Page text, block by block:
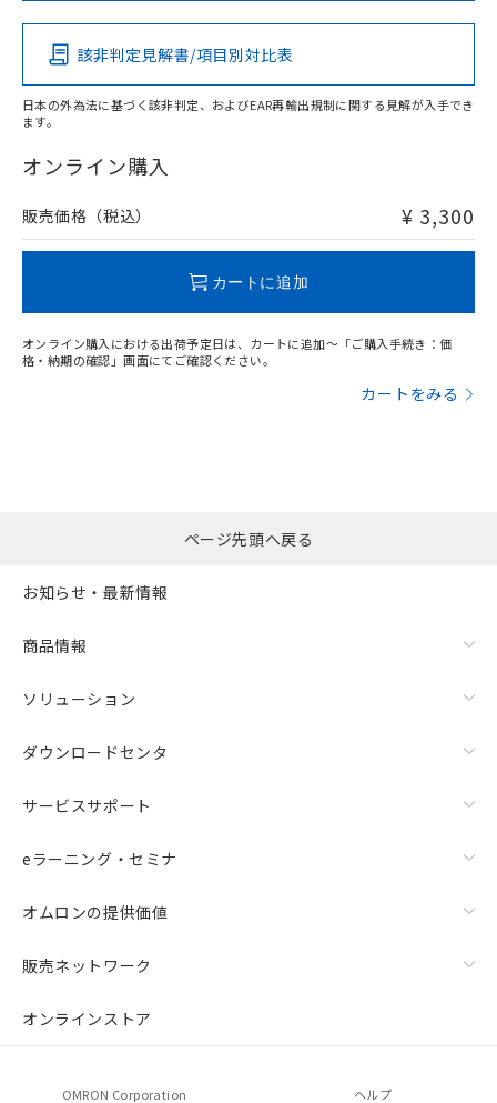
O
在庫等で未対応品が混在する可能性があります。
問い合わせください。
その他の認証はこちらのページからご検索ください
該非判定見解書/項目別対比表
日本の外為法に基づく該非判定、およびEAR再輸出規制に関する見解が入手でき
ます。
オンライン購入
販売価格（税込） ¥ 3,300
カートに追加
オンライン購入における出荷予定日は、カートに追加～「ご購入手続き：価
格・納期の確認」画面にてご確認ください。
カートをみる
ページ先頭へ戻る
お知らせ・最新情報
商品情報
ソリューション
ダウンロードセンタ
サービスサポート
eラーニング・セミナ
オムロンの提供価値
販売ネットワーク
オンラインストア
OMRON Corporation ヘルプ